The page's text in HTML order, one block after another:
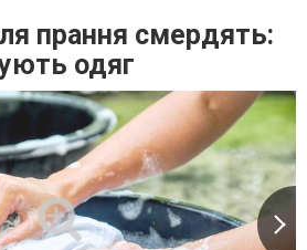
прання смердять:
одяг